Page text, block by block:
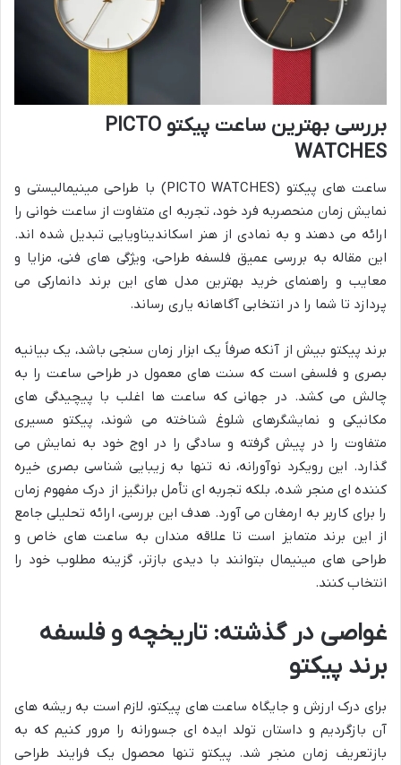
بررسی بهترین ساعت پیکتو PICTO
WATCHES
ساعت های پیکتو (PICTO WATCHES) با طراحی مینیمالیستی و
نمایش زمان منحصربه فرد خود، تجربه ای متفاوت از ساعت خوانی را
ارائه می دهند و به نمادی از هنر اسکاندیناویایی تبدیل شده اند.
این مقاله به بررسی عمیق فلسفه طراحی، ویژگی های فنی، مزایا و
معایب و راهنمای خرید بهترین مدل های این برند دانمارکی می
پردازد تا شما را در انتخابی آگاهانه یاری رساند.
برند پیکتو بیش از آنکه صرفاً یک ابزار زمان سنجی باشد، یک بیانیه
بصری و فلسفی است که سنت های معمول در طراحی ساعت را به
چالش می کشد. در جهانی که ساعت ها اغلب با پیچیدگی های
مکانیکی و نمایشگرهای شلوغ شناخته می شوند، پیکتو مسیری
متفاوت را در پیش گرفته و سادگی را در اوج خود به نمایش می
گذارد. این رویکرد نوآورانه، نه تنها به زیبایی شناسی بصری خیره
کننده ای منجر شده، بلکه تجربه ای تأمل برانگیز از درک مفهوم زمان
را برای کاربر به ارمغان می آورد. هدف این بررسی، ارائه تحلیلی جامع
از این برند متمایز است تا علاقه مندان به ساعت های خاص و
طراحی های مینیمال بتوانند با دیدی بازتر، گزینه مطلوب خود را
انتخاب کنند.
غواصی در گذشته: تاریخچه و فلسفه
برند پیکتو
برای درک ارزش و جایگاه ساعت های پیکتو، لازم است به ریشه های
آن بازگردیم و داستان تولد ایده ای جسورانه را مرور کنیم که به
بازتعریف زمان منجر شد. پیکتو تنها محصول یک فرایند طراحی